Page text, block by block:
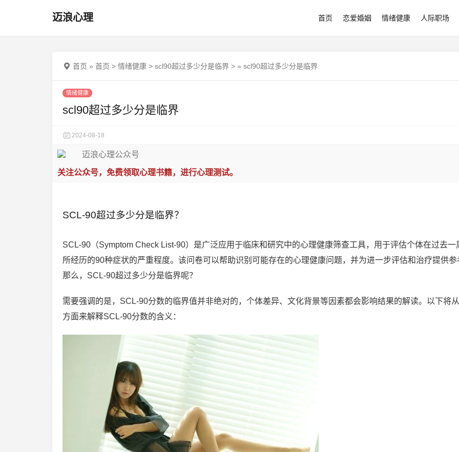
迈浪心理 首页 恋爱婚姻 情绪健康 人际职场
首页 » 首页 > 情绪健康 > scl90超过多少分是临界 > » scl90超过多少分是临界
情绪健康
scl90超过多少分是临界
2024-08-18
关注公众号，免费领取心理书籍，进行心理测试。
SCL-90超过多少分是临界？
SCL-90（Symptom Check List-90）是广泛应用于临床和研究中的心理健康筛查工具，用于评估个体在过去一
所经历的90种症状的严重程度。该问卷可以帮助识别可能存在的心理健康问题，并为进一步评估和治疗提供参
那么，SCL-90超过多少分是临界呢？
需要强调的是，SCL-90分数的临界值并非绝对的，个体差异、文化背景等因素都会影响结果的解读。以下将
方面来解释SCL-90分数的含义：